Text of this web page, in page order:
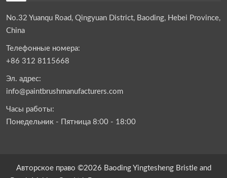
No.32 Yuanqu Road, Qingyuan District, Baoding, Hebei Province,
China
Телефонные номера:
+86 312 8115668
Эл. адрес:
info@paintbrushmanufacturers.com
Часы работы:
Понедельник - Пятница 8:00 - 18:00
Авторское право ©2026 Baoding Yingtesheng Bristle and